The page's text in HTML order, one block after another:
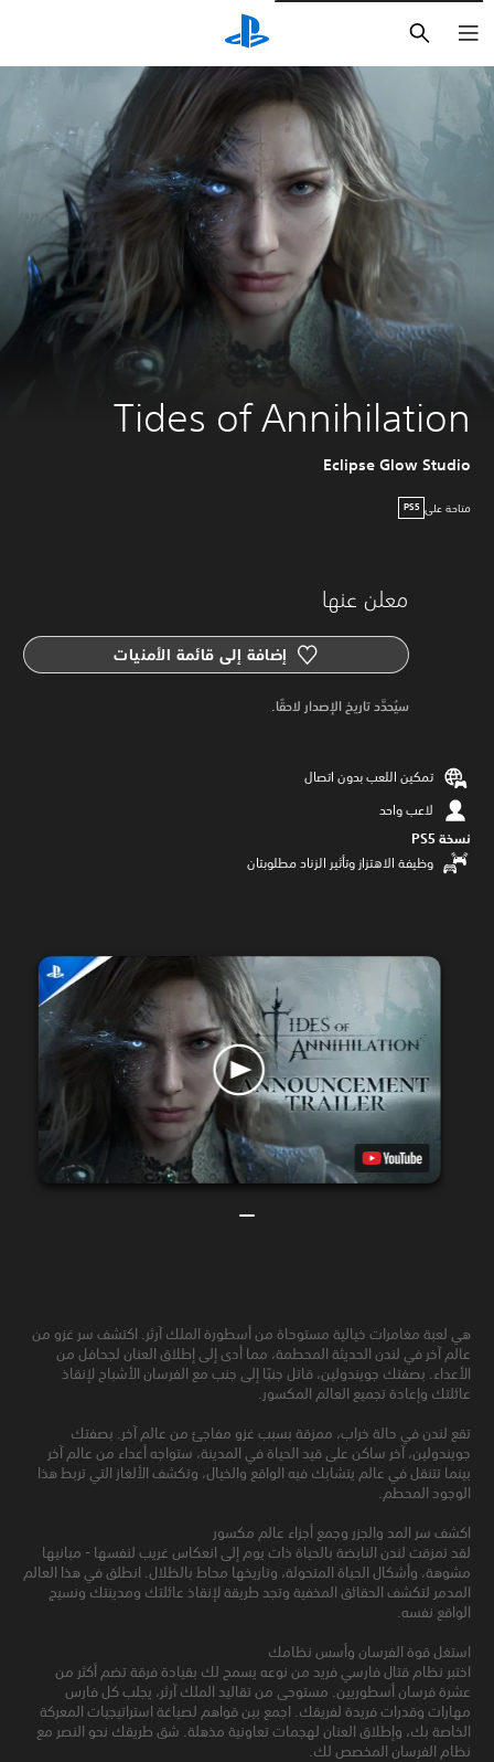
Tides of Annihilation
Eclipse Glow Studio
متاحة على PS5
معلن عنها
إضافة إلى قائمة الأمنيات
سيُحدَّد تاريخ الإصدار لاحقًا.
تمكين اللعب بدون اتصال
لاعب واحد
نسخة PS5‏
وظيفة الاهتزاز وتأثير الزناد مطلوبتان
هي لعبة مغامرات خيالية مستوحاة من أسطورة الملك آرثر. اكتشف سر غزو من
عالم آخر في لندن الحديثة المحطمة، مما أدى إلى إطلاق العنان لجحافل من
الأعداء. بصفتك جويندولين، قاتل جنبًا إلى جنب مع الفرسان الأشباح لإنقاذ
عائلتك وإعادة تجميع العالم المكسور.
تقع لندن في حالة خراب، ممزقة بسبب غزو مفاجئ من عالم آخر. بصفتك
جويندولين، آخر ساكن على قيد الحياة في المدينة، ستواجه أعداء من عالم آخر
بينما تتنقل في عالم يتشابك فيه الواقع والخيال، وتكشف الألغاز التي تربط هذا
الوجود المحطم.
اكشف سر المد والجزر وجمع أجزاء عالم مكسور
لقد تمزقت لندن النابضة بالحياة ذات يوم إلى انعكاس غريب لنفسها - مبانيها
مشوهة، وأشكال الحياة المتحولة، وتاريخها محاط بالظلال. انطلق في هذا العالم
المدمر لتكشف الحقائق المخفية وتجد طريقة لإنقاذ عائلتك ومدينتك ونسيج
الواقع نفسه.
استغل قوة الفرسان وأسس نظامك
اختبر نظام قتال فارسي فريد من نوعه يسمح لك بقيادة فرقة تضم أكثر من
عشرة فرسان أسطوريين. مستوحى من تقاليد الملك آرثر، يجلب كل فارس
مهارات وقدرات فريدة لفريقك. اجمع بين قواهم لصياغة استراتيجيات المعركة
الخاصة بك، وإطلاق العنان لهجمات تعاونية مذهلة. شق طريقك نحو النصر مع
نظام الفرسان المخصص لك.